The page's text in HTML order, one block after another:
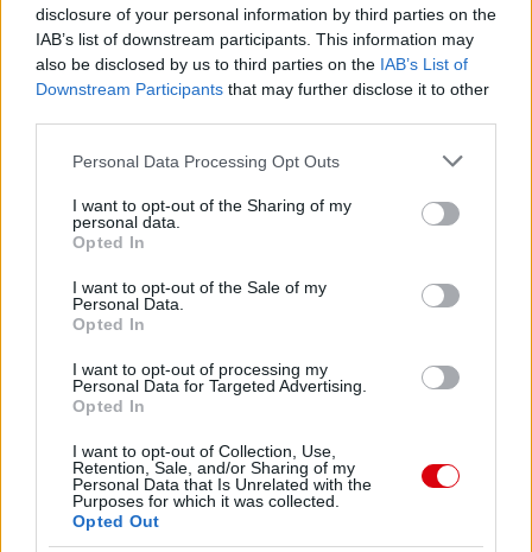
disclosure of your personal information by third parties on the
IAB’s list of downstream participants. This information may
also be disclosed by us to third parties on the IAB’s List of
Downstream Participants that may further disclose it to other
Please note that this website/app uses one or more Google
not limited to your visit or usage behaviour. You may click to
grant or deny consent to Google and its third-party tags to
use your data for below specified purposes in below Google
consent section.
Personal Data Processing Opt Outs
I want to opt-out of the Sharing of my
personal data.
Opted In
I want to opt-out of the Sale of my
Personal Data.
Opted In
I want to opt-out of processing my
Personal Data for Targeted Advertising.
Opted In
I want to opt-out of Collection, Use,
Retention, Sale, and/or Sharing of my
Personal Data that Is Unrelated with the
Purposes for which it was collected.
Opted Out
Meccs Center